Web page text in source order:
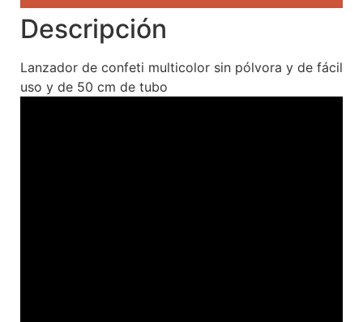
Descripción
Lanzador de confeti multicolor sin pólvora y de fácil
uso y de 50 cm de tubo